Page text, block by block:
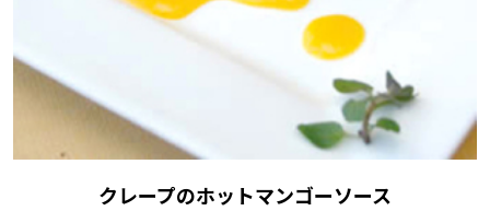
クレープのホットマンゴーソース